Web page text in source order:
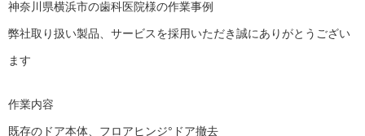
神奈川県横浜市の歯科医院様の作業事例
弊社取り扱い製品、サービスを採用いただき誠にありがとうござい
ます
作業内容
既存のドア本体、フロアヒンジ°ドア撤去